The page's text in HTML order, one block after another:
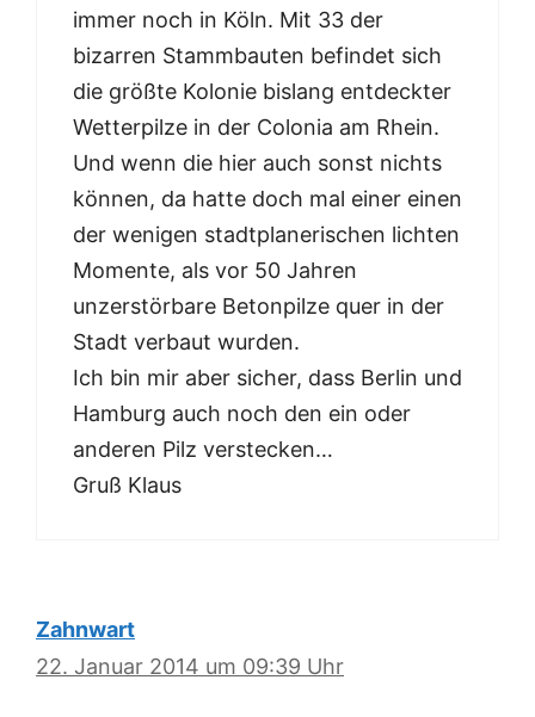
immer noch in Köln. Mit 33 der
bizarren Stammbauten befindet sich
die größte Kolonie bislang entdeckter
Wetterpilze in der Colonia am Rhein.
Und wenn die hier auch sonst nichts
können, da hatte doch mal einer einen
der wenigen stadtplanerischen lichten
Momente, als vor 50 Jahren
unzerstörbare Betonpilze quer in der
Stadt verbaut wurden.
Ich bin mir aber sicher, dass Berlin und
Hamburg auch noch den ein oder
anderen Pilz verstecken…
Gruß Klaus
Zahnwart
22. Januar 2014 um 09:39 Uhr